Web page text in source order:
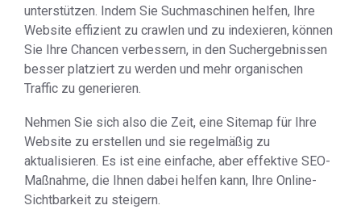
unterstützen. Indem Sie Suchmaschinen helfen, Ihre
Website effizient zu crawlen und zu indexieren, können
Sie Ihre Chancen verbessern, in den Suchergebnissen
besser platziert zu werden und mehr organischen
Traffic zu generieren.
Nehmen Sie sich also die Zeit, eine Sitemap für Ihre
Website zu erstellen und sie regelmäßig zu
aktualisieren. Es ist eine einfache, aber effektive SEO-
Maßnahme, die Ihnen dabei helfen kann, Ihre Online-
Sichtbarkeit zu steigern.